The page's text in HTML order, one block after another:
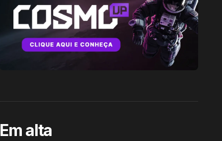
Em alta